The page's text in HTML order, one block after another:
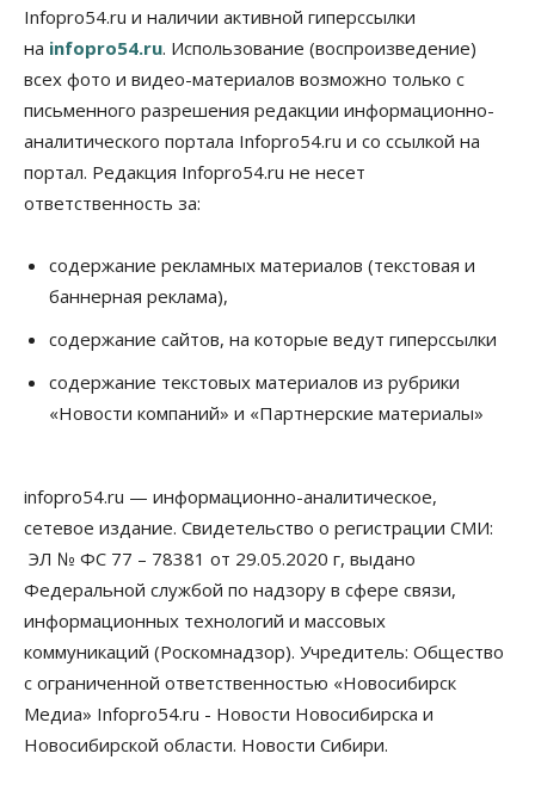
06 Августа 2026, 13:00
Власть
Режим ЧС ввели в Омской области из-за засухи
06 Августа 2026, 12:15
Новосибирск готовится к визиту Владимира
Путина
Бизнес Недвижимость Общество
Росреестр назвал главные причины
06 Августа 2026, 12:00
Телекоммуникации
В 16 населённых пунктах Мошковского района
Бизнес Право&Порядок
Злоумышленники опять атакуют
новосибирские компании через электронную
почту
06 Августа 2026, 11:00
Общество
Медики готовятся к второму пику активности
клещей в Новосибирской области
06 Августа 2026, 10:00
Infopro54.ru и наличии активной гиперссылки
на infopro54.ru. Использование (воспроизведение)
всех фото и видео-материалов возможно только с
письменного разрешения редакции информационно-
аналитического портала Infopro54.ru и со ссылкой на
портал. Редакция Infopro54.ru не несет
ответственность за:
содержание рекламных материалов (текстовая и
баннерная реклама),
содержание сайтов, на которые ведут гиперссылки
содержание текстовых материалов из рубрики
«Новости компаний» и «Партнерские материалы»
infopro54.ru — информационно-аналитическое,
сетевое издание. Свидетельство о регистрации СМИ:
ЭЛ № ФС 77 – 78381 от 29.05.2020 г, выдано
Федеральной службой по надзору в сфере связи,
информационных технологий и массовых
коммуникаций (Роскомнадзор). Учредитель: Общество
с ограниченной ответственностью «Новосибирск
Медиа» Infopro54.ru - Новости Новосибирска и
Новосибирской области. Новости Сибири.